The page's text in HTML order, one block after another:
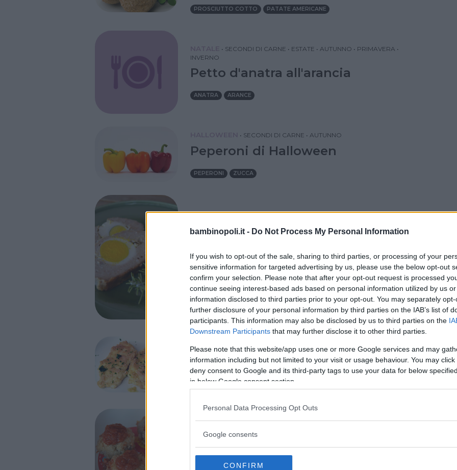
bambinopoli.it - Do Not Process My Personal Information
If you wish to opt-out of the sale, sharing to third parties, or processing of your
sensitive information for targeted advertising by us, please use the below opt-out
confirm your selection. Please note that after your opt-out request is processed
continue seeing interest-based ads based on personal information utilized by us
information disclosed to third parties prior to your opt-out. You may separately
further disclosure of your personal information by third parties on the IAB’s list of
participants. This information may also be disclosed by us to third parties on the
Downstream Participants that may further disclose it to other third parties.
Please note that this website/app uses one or more Google services and may
information including but not limited to your visit or usage behaviour. You may
deny consent to Google and its third-party tags to use your data for below
in below Google consent section.
Personal Data Processing Opt Outs
Google consents
CONFIRM
PROSCIUTTO COTTO PATATE AMERICANE
• SECONDI DI CARNE • ESTATE • AUTUNNO • PRIMAVERA •
INVERNO
Petto d'anatra all'arancia
ANATRA ARANCE
• SECONDI DI CARNE • AUTUNNO
Peperoni di Halloween
PEPERONI ZUCCA
PASQUA SECONDI DI CARNE ESTATE AUTUNNO PRIMAVERA
•
INVERNO
Polpettone pasquale con uova
sode
CARNE DI MANZO CARNE DI MAIALE
PRIMAVERA • INVERNO
Scaloppine golose à la belge
PRIMAVERA • INVERNO
Polpettine di carne e ricotta